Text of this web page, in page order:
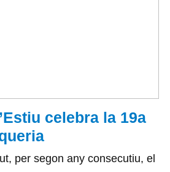
celebra la 19a
per segon any consecutiu, el